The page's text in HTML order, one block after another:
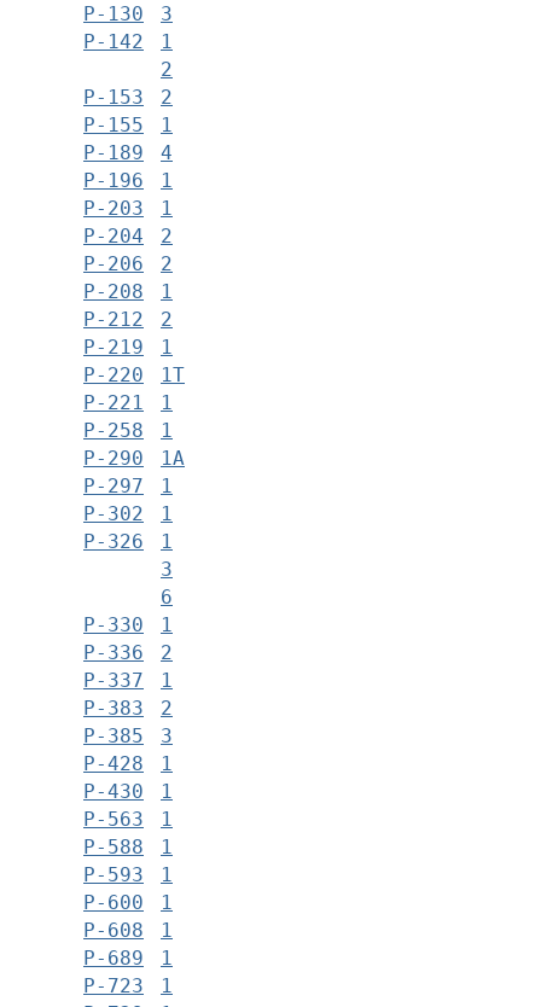
Р-130
3
Р-142
1
2
Р-153
2
Р-155
1
Р-189
4
Р-196
1
Р-203
1
Р-204
2
Р-206
2
Р-208
1
Р-212
2
Р-219
1
Р-220
1Т
Р-221
1
Р-258
1
Р-290
1А
Р-297
1
Р-302
1
Р-326
1
3
6
Р-330
1
Р-336
2
Р-337
1
Р-383
2
Р-385
3
Р-428
1
Р-430
1
Р-563
1
Р-588
1
Р-593
1
Р-600
1
Р-608
1
Р-689
1
Р-723
1